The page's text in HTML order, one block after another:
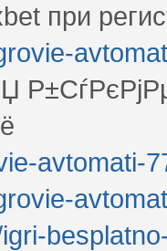
при
avtomati-